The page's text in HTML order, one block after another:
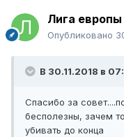
Лига европы
Опубликовано
В 30.11.2018 в
Спасибо за
бесполезны, зачем
убивать до конца